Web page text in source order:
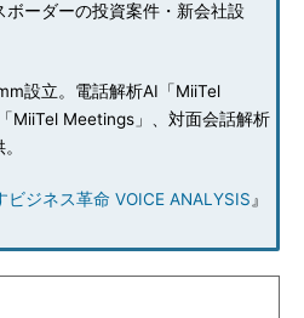
ボーダーの投資案件・新会社設
設立。電話解析AI「MiiTel
MiiTel Meetings」、対面会話解析
ジネス革命 VOICE ANALYSIS 』